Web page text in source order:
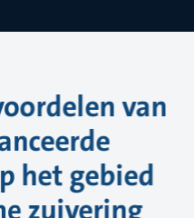
van
het gebied
zuivering